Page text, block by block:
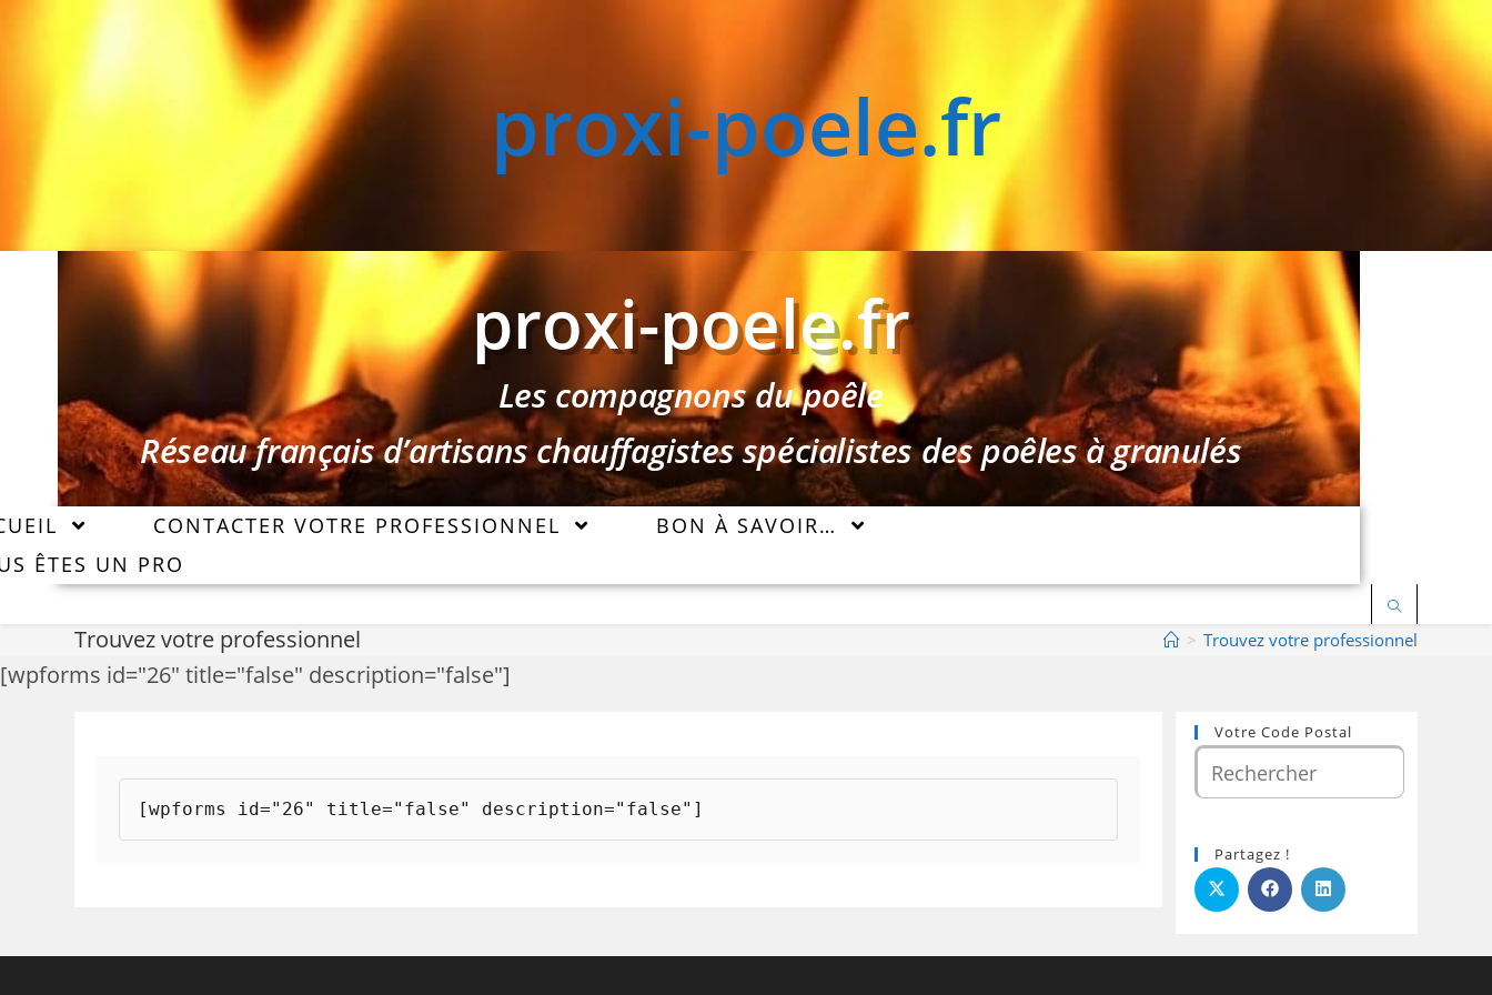
proxi-poele.fr
proxi-poele.fr
Les compagnons du poêle
Réseau français d’artisans chauffagistes spécialistes des poêles à granulés
CONTACTER VOTRE PROFESSIONNEL
BON À SAVOIR…
ÊTES UN PRO
Trouvez votre professionnel > Trouvez votre professionnel
[wpforms id="26" title="false" description="false"]
[wpforms id="26" title="false" description="false"]
Votre Code Postal
Partagez !